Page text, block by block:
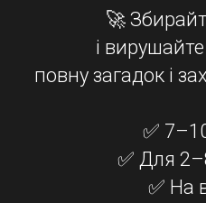
🚀
і
повну загадок і
✅
✅ Для
✅ На